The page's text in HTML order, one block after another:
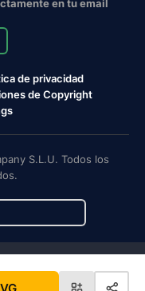
en tu email
de privacidad
de Copyright
S.L.U. Todos los